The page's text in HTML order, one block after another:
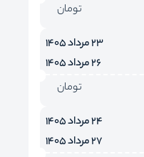
تومان
23 مرداد 1405
26 مرداد 1405
تومان
24 مرداد 1405
27 مرداد 1405